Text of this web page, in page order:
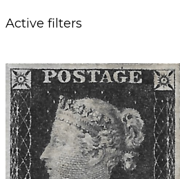
Active filters